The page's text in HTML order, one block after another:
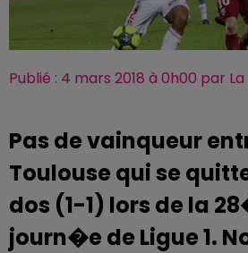
Publié : 4 mars 2018 à 0h00 par
Pas de vainqueur
Toulouse qui se
dos (1-1) lors de la
journ�e de Ligue 1.